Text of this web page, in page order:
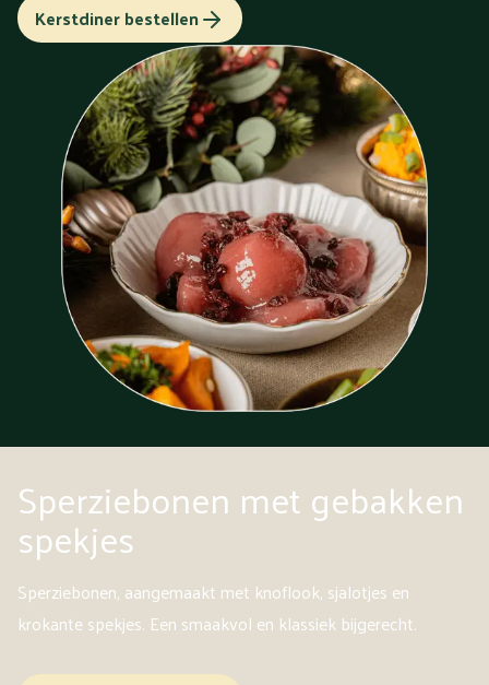
Kerstdiner bestellen
Sperziebonen met gebakken
spekjes
Sperziebonen, aangemaakt met knoflook, sjalotjes en
krokante spekjes. Een smaakvol en klassiek bijgerecht.